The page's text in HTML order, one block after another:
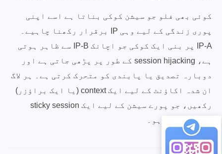
کوئی بھی فلو جو سیشن کوکی بناتا ہے اسے اپنی
پوری زندگی کے لیے وہی IP برقرار رکھنا چاہیے۔
IP-A پر بنی ایک کوکی جو اچانک IP-B سے ظاہر ہوتی
ہے، session hijacking کے طور پر پڑھی جاتی ہے اور
دوبارہ تصدیق یا پابندی کو متحرک کرتی ہے۔ ہر لاگ
ان شدہ اکاؤنٹ کے لیے ایک context (یا ایک براؤزر)
رکھیں، جو پورے سیشن کے لیے ایک sticky session
ٹوکن سے جڑا ہو۔